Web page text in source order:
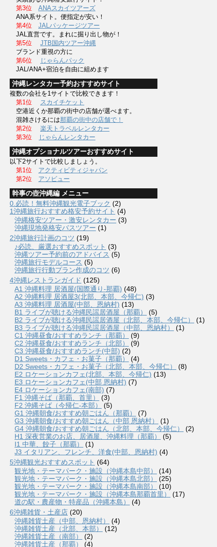
第3位
ANAスカイツアーズ
ANA系サイト。便指定が安い！
第4位
JALパッケージツアー
JAL直営です。まれに掘り出し物が！
第5位
JTB国内ツアー沖縄
ブランド重視の方に
第6位
じゃらんパック
JAL/ANA+宿泊を自由に組めます
沖縄レンタカー予約おすすめサイト
複数の会社を1サイトで比較できます！
第1位
スカイチケット
空港近くか那覇の街中の店舗が選べます。
混雑さけるには那覇の街中の店舗で！
第2位
楽天トラベルレンタカー
第3位
じゃらんレンタカー
沖縄オプショナルツアーおすすめサイト
以下2サイトで比較しましょう。
第1位
アクティビティジャパン
第2位
アソビュー
幹事の壺沖縄編 メニュー
0.必読！無料沖縄観光電子ブック (2)
1沖縄旅行おすすめ格安予約サイト (4)
沖縄格安ツアー・激安レンタカー (3)
沖縄現地発格安バスツアー (1)
2沖縄旅行計画のコツ (19)
♪必読、厳選おすすめスポット (3)
沖縄ツアー予約前のアドバイス (5)
沖縄旅行モデルコース (5)
沖縄旅行行動プラン作成のコツ (6)
4沖縄レストランガイド (125)
A1 沖縄料理 居酒屋(国際通り-那覇) (48)
A2 沖縄料理 居酒屋3(北部、本部、今帰仁) (3)
A3 沖縄料理 居酒屋(中部、恩納村) (13)
B1 ライブが聴ける沖縄民謡居酒屋（那覇）
(5)
B2 ライブが聴ける沖縄民謡居酒屋（北部、本部、今帰仁）
(1)
B3 ライブが聴ける沖縄民謡居酒屋（中部、恩納村）
(1)
C1 沖縄昼食/おすすめランチ（那覇）
(9)
C2 沖縄昼食/おすすめランチ（北部）
(9)
C3 沖縄昼食/おすすめランチ(中部) (2)
D1 Sweets・カフェ・お菓子（那覇）
(4)
D2 Sweets・カフェ・お菓子（北部、本部、今帰仁）
(8)
E2 ロケーションカフェ(北部、本部、今帰仁) (13)
E3 ロケーションカフェ(中部 恩納村) (7)
E4 ロケーションカフェ(南部) (7)
F1 沖縄そば（那覇、首里）
(3)
F2 沖縄そば（今帰仁-本部）
(5)
G1 沖縄朝食/おすすめ朝ごはん（那覇）
(7)
G3 沖縄朝食/おすすめ朝ごはん（中部 恩納村）
(1)
G4 沖縄朝食/おすすめ朝ごはん（北部、本部、今帰仁）
(2)
H1 深夜営業のお店、居酒屋、沖縄料理（那覇）
(5)
I1 中華、餃子（那覇）
(1)
J3 イタリアン、フレンチ、洋食(中部、恩納村) (4)
5沖縄観光おすすめスポット (64)
観光地・テーマパーク・施設（沖縄本島中部）
(14)
観光地・テーマパーク・施設（沖縄本島北部）
(25)
観光地・テーマパーク・施設（沖縄本島南部）
(10)
観光地・テーマパーク・施設（沖縄本島那覇首里）
(17)
道の駅・農産物・特産品（沖縄本島）
(4)
6沖縄雑貨・土産店 (20)
沖縄雑貨土産（中部、恩納村）
(4)
沖縄雑貨土産（北部、本部）
(12)
沖縄雑貨土産（南部）
(2)
沖縄雑貨土産（那覇）
(4)